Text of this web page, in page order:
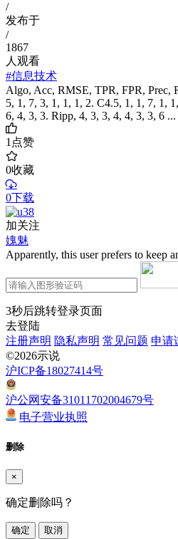
/
发布于
/
1867
人观看
#信息技术
Algo, Acc, RMSE, TPR, FPR, Prec,
5, 1, 7, 3, 1, 1, 1, 2. C4.5, 1, 1, 7, 1,
6, 4, 3, 3. Ripp, 4, 3, 3, 4, 4, 3, 3, 6 ...
1点赞
0收藏
0下载
加关注
媿魅
Apparently, this user prefers to keep
3秒后跳转登录页面
去登陆
注册声明 隐私声明 常见问题 申请
©2026示说
沪ICP备18027414号
沪公网安备31011702004679号
电子营业执照
删除
×
确定删除吗？
确定 取消